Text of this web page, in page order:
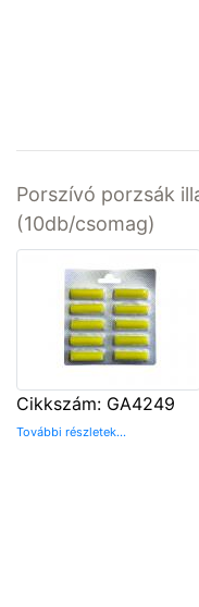
Porszívó porzsák
(10db/csomag)
Cikkszám: GA4249
További részletek...